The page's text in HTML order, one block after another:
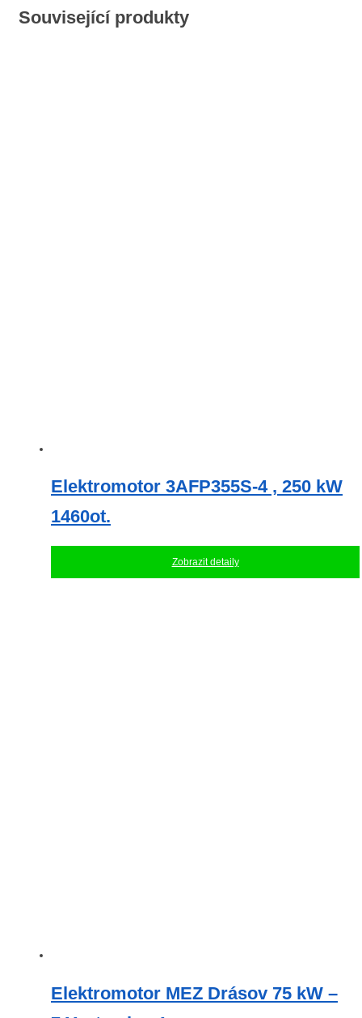
Související produkty
Elektromotor 3AFP355S-4 , 250 kW
1460ot.
Zobrazit detaily
Elektromotor MEZ Drásov 75 kW –